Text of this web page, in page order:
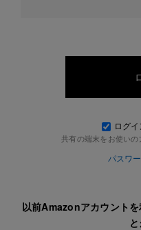
ログ
共有の端末をお使い
パスワ
以前Amazonアカウント